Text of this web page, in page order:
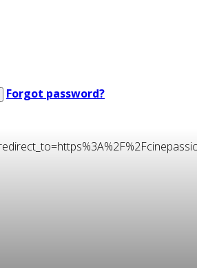
Forgot password?